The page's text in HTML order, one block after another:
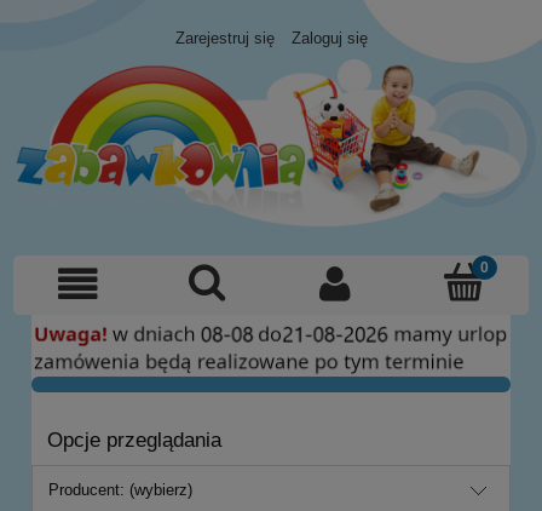
Zarejestruj się Zaloguj się
Opcje przeglądania
Producent: (wybierz)